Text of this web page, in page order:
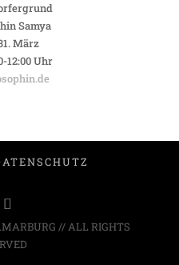
Samya
März
12:00 Uhr
// ALL RIGHTS